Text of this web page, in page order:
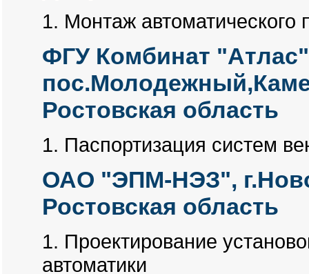
1. Монтаж автоматического
ФГУ Комбинат
Ростовская область
1. Паспортизация систем
ОАО "ЭПМ-НЭЗ",
Ростовская область
1. Проектирование
автоматики